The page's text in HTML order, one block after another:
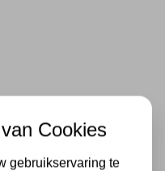
Cookies
gebruikservaring te